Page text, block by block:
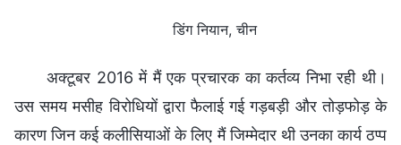
डिंग नियान, चीन
अक्टूबर 2016 में मैं एक प्रचारक का कर्तव्य निभा रही थी।
उस समय मसीह विरोधियों द्वारा फैलाई गई गड़बड़ी और तोड़फोड़ के
कारण जिन कई कलीसियाओं के लिए मैं जिम्मेदार थी उनका कार्य ठप्प